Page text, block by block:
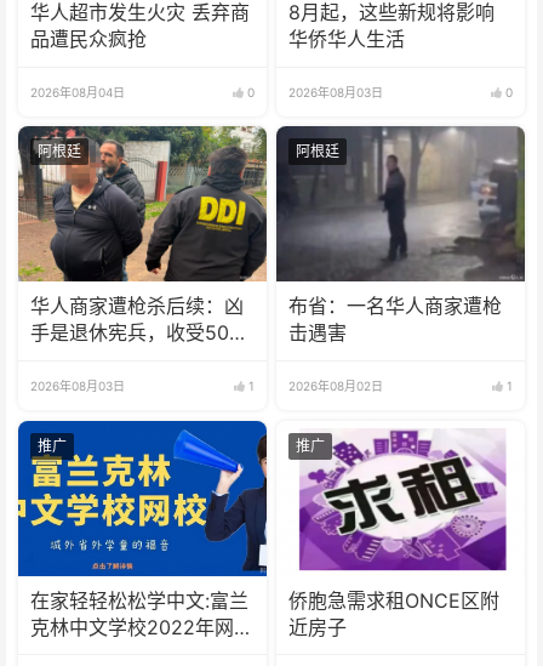
华人超市发生火灾 丢弃商
品遭民众疯抢
2026年08月04日 0
8月起，这些新规将影响
华侨华人生活
2026年08月03日 0
阿根廷
华人商家遭枪杀后续：凶
手是退休宪兵，收受5000
2026年08月03日 1
阿根廷
布省：一名华人商家遭枪
击遇害
2026年08月02日 1
推广
在家轻轻松松学中文:富兰
克林中文学校2022年网校
推广
侨胞急需求租ONCE区附
近房子